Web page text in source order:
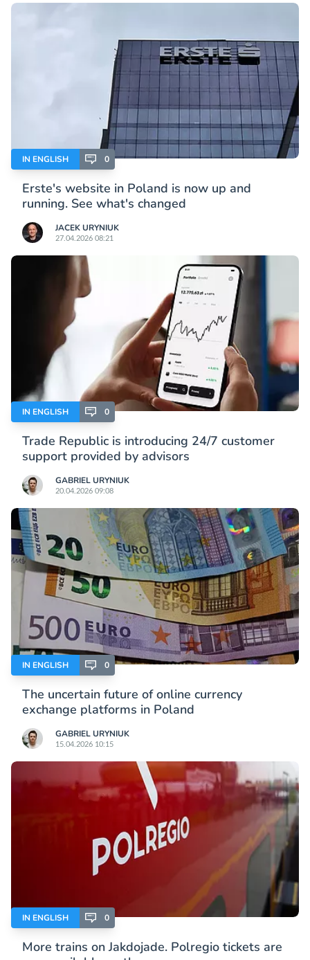
IN ENGLISH 0
Erste's website in Poland is now up and
running. See what's changed
JACEK URYNIUK
27.04.2026 08:21
IN ENGLISH 0
Trade Republic is introducing 24/7 customer
support provided by advisors
GABRIEL URYNIUK
20.04.2026 09:08
IN ENGLISH 0
The uncertain future of online currency
exchange platforms in Poland
GABRIEL URYNIUK
15.04.2026 10:15
IN ENGLISH 0
More trains on Jakdojade. Polregio tickets are